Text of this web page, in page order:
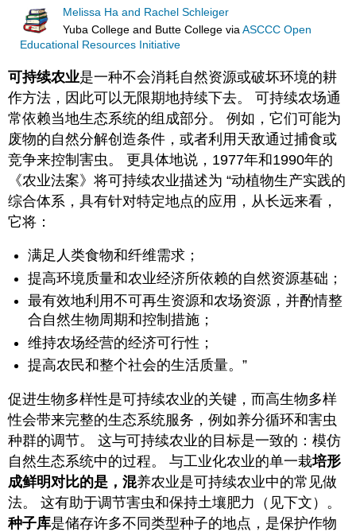
Melissa Ha and Rachel Schleiger
Yuba College and Butte College viaASCCC Open
Educational Resources Initiative
可持续农业是一种不会消耗自然资源或破坏环境的耕
作方法，因此可以无限期地持续下去。 可持续农场通
常依赖当地生态系统的组成部分。 例如，它们可能为
废物的自然分解创造条件，或者利用天敌通过捕食或
竞争来控制害虫。 更具体地说，1977年和1990年的
《农业法案》将可持续农业描述为 “动植物生产实践的
综合体系，具有针对特定地点的应用，从长远来看，
它将：
满足人类食物和纤维需求；
提高环境质量和农业经济所依赖的自然资源基础；
最有效地利用不可再生资源和农场资源，并酌情整
合自然生物周期和控制措施；
维持农场经营的经济可行性；
提高农民和整个社会的生活质量。”
促进生物多样性是可持续农业的关键，而高生物多样
性会带来完整的生态系统服务，例如养分循环和害虫
种群的调节。 这与可持续农业的目标是一致的：模仿
自然生态系统中的过程。 与工业化农业的单一栽培形
成鲜明对比的是，混养农业是可持续农业中的常见做
法。 这有助于调节害虫和保持土壤肥力（见下文）。
种子库是储存许多不同类型种子的地点，是保护作物